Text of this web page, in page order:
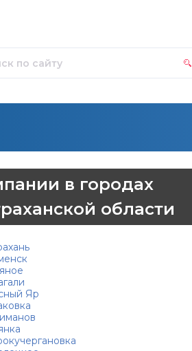
в городах
области
Яр